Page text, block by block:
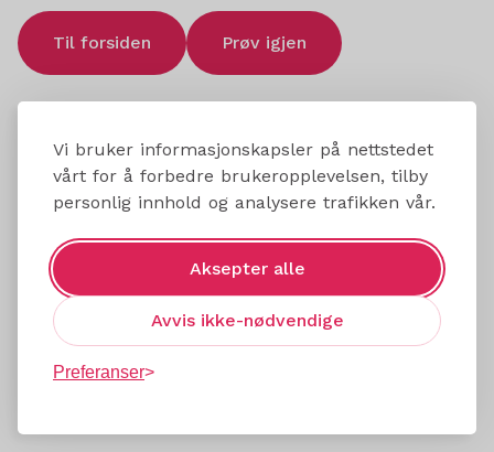
Vi bruker informasjonskapsler på nettstedet
vårt for å forbedre brukeropplevelsen, tilby
personlig innhold og analysere trafikken vår.
Aksepter alle
Avvis ikke-nødvendige
Preferanser
Til forsiden Prøv igjen